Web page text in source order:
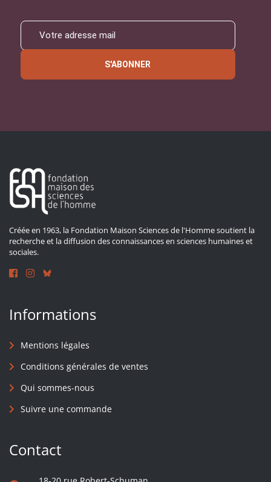
S'ABONNER
Créée en 1963, la Fondation Maison Sciences de l'Homme soutient la
recherche et la diffusion des connaissances en sciences humaines et
sociales.
Informations
Mentions légales
Conditions générales de ventes
Qui sommes-nous
Suivre une commande
Contact